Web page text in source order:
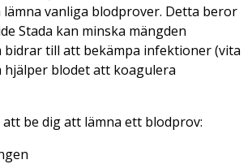
vanliga blodprover. Detta beror
Stada kan minska mängden
till att bekämpa infektioner (vita
hjälper blodet att koagulera
be dig att lämna ett blodprov: